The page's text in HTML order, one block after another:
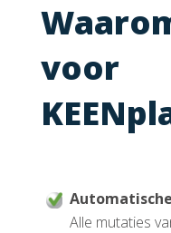
voor
Alle mutaties